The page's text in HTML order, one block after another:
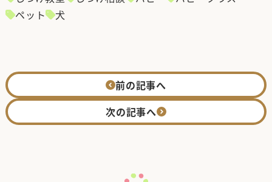
ペット
犬
前の記事へ
次の記事へ